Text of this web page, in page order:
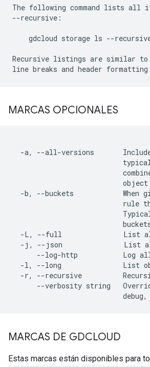
The following command lists all
--recursive:
gdcloud storage ls --
Recursive listings are similar
MARCAS OPCIONALES
-a, --all-versions
-b, --buckets            When
rule
-L, --full               List
-j, --json               List
--log-http           Log
-l, --long               List
-r, --recursive
--verbosity string
MARCAS DE GDCLOUD
Estas marcas están disponibles para